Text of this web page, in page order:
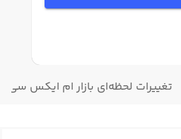
تغییرات لحظه‌ای بازار ام ایکس سی